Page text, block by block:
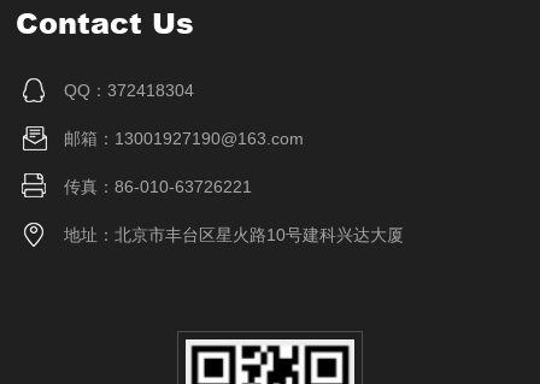
Contact Us
QQ：372418304
邮箱：13001927190@163.com
传真：86-010-63726221
地址：北京市丰台区星火路10号建科兴达大厦